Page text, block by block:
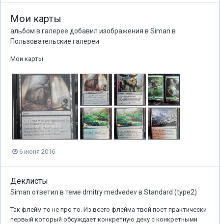
Мои карты
альбом в галерее добавил изображения в Siman в
Пользовательские галереи
Мои карты
6 июня 2016
Деклисты
Siman ответил в теме dmitry medvedevв Standard (type2)
Так флейм то не про то. Из всего флейма твой пост практически
первый который обсуждает конкретную деку с конкретными